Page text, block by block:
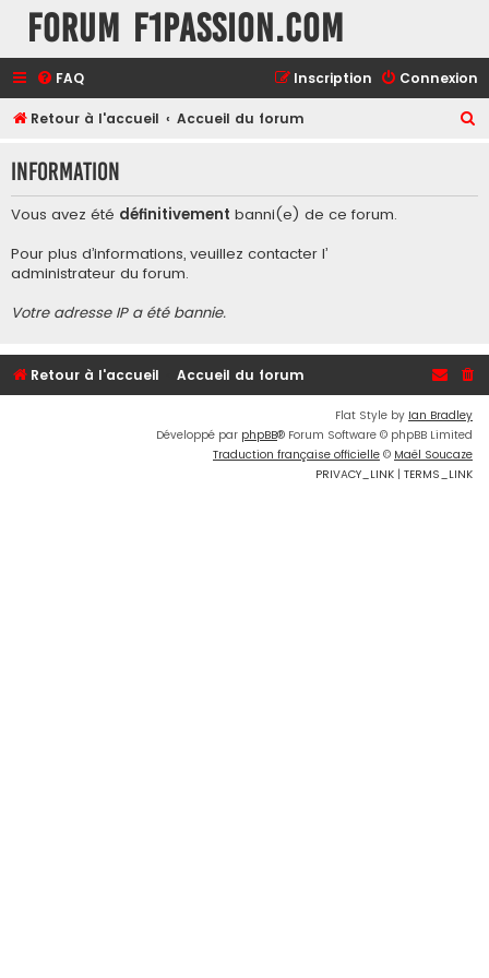
Forum F1Passion.com
FAQ Connexion
Inscription
Retour à l'accueil Accueil du forum
h
Information
Vous avez été définitivement banni(e) de ce forum.
Pour plus d’informations, veuillez contacter l’
administrateur du forum.
Votre adresse IP a été bannie.
Retour à l'accueil Accueil du forum
Flat Style by Ian Bradley
Développé par phpBB® Forum Software © phpBB Limited
Traduction française officielle © Maël Soucaze
PRIVACY_LINK | TERMS_LINK